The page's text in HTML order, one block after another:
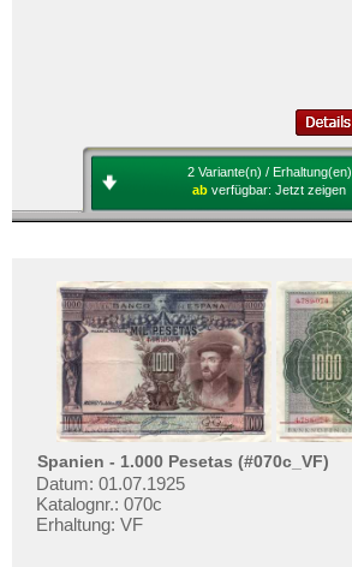
2 Variante(n) / Erhaltung(en)
ab verfügbar: Jetzt zeigen
Spanien - 1.000 Pesetas (#070c_VF)
Datum: 01.07.1925
Katalognr.: 070c
Erhaltung: VF